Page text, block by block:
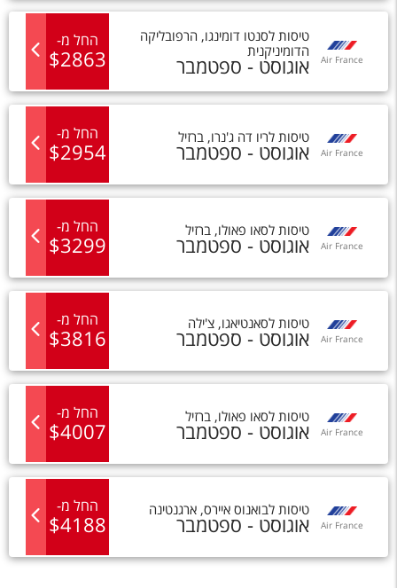
Air France
טיסות לסנטו דומינגו, הרפובליקה
הדומיניקנית
אוגוסט - ספטמבר
החל מ-
$2863
Air France
טיסות לריו דה ג'נרו, ברזיל
אוגוסט - ספטמבר
החל מ-
$2954
Air France
טיסות לסאו פאולו, ברזיל
אוגוסט - ספטמבר
החל מ-
$3299
Air France
טיסות לסאנטיאגו, צ'ילה
אוגוסט - ספטמבר
החל מ-
$3816
Air France
טיסות לסאו פאולו, ברזיל
אוגוסט - ספטמבר
החל מ-
$4007
Air France
טיסות לבואנוס איירס, ארגנטינה
אוגוסט - ספטמבר
החל מ-
$4188